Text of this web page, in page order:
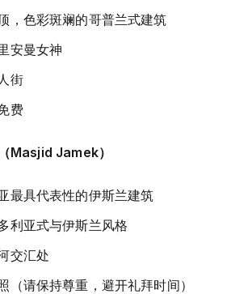
，色彩斑斓的哥普兰式建筑
安曼女神
街
费
Masjid Jamek）
最具代表性的伊斯兰建筑
利亚式与伊斯兰风格
交汇处
（请保持尊重，避开礼拜时间）